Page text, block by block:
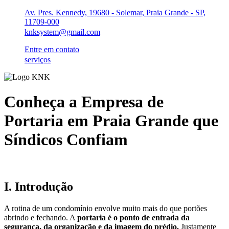
Av. Pres. Kennedy, 19680 - Solemar, Praia Grande - SP,
11709-000
knksystem@gmail.com
Entre em contato
serviços
Conheça a Empresa de
Portaria em Praia Grande que
Síndicos Confiam
I. Introdução
A rotina de um condomínio envolve muito mais do que portões
abrindo e fechando. A portaria é o ponto de entrada da
segurança, da organização e da imagem do prédio. Justamente